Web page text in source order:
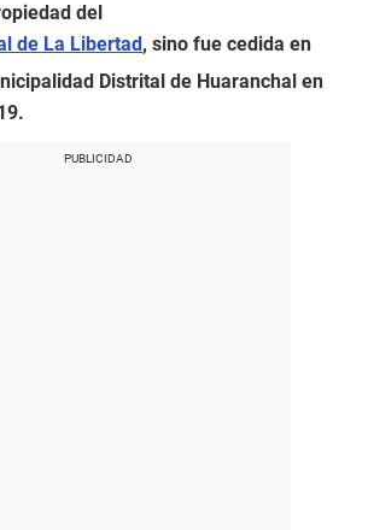
del
de La Libertad , sino fue cedida en
Distrital de Huaranchal en